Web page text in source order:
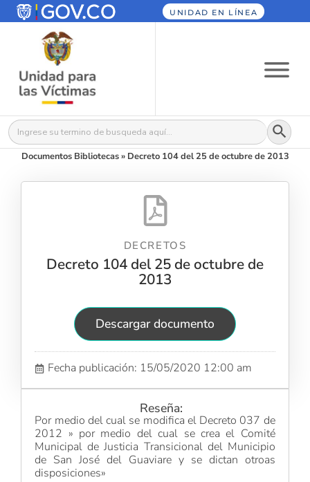
UNIDAD EN LÍNEA
Buscar: Botón
Documentos Bibliotecas» Decreto 104 del 25 de octubre de 2013
DECRETOS
Decreto 104 del 25 de octubre de
2013
Descargar documento
Fecha publicación: 15/05/2020 12:00 am
Reseña:
Por medio del cual se modifica el Decreto 037 de
2012 » por medio del cual se crea el Comité
Municipal de Justicia Transicional del Municipio
de San José del Guaviare y se dictan otroas
disposiciones»